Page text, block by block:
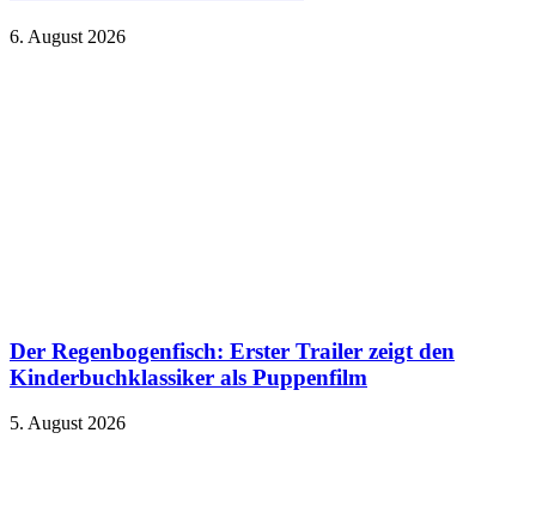
6. August 2026
Der Regenbogenfisch: Erster Trailer zeigt den
Kinderbuchklassiker als Puppenfilm
5. August 2026